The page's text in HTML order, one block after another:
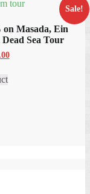
Sale!
on Masada, Ein
Sea Tour
Current